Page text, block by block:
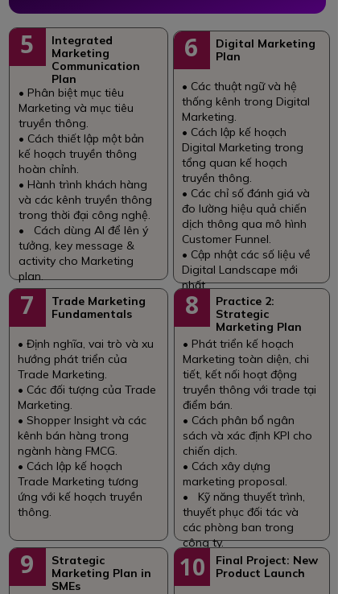
Integrated
Marketing
Communication
Plan
• Phân biệt mục tiêu
Marketing và mục tiêu
truyền thông.
• Cách thiết lập một bản
kế hoạch truyền thông
hoàn chỉnh.
• Hành trình khách hàng
và các kênh truyền thông
trong thời đại công nghệ.
• Cách dùng AI để lên ý
tưởng, key message &
activity cho Marketing
plan.
5
Digital Marketing
Plan
• Các thuật ngữ và hệ
thống kênh trong Digital
Marketing.
• Cách lập kế hoạch
Digital Marketing trong
tổng quan kế hoạch
truyền thông.
• Các chỉ số đánh giá và
đo lường hiệu quả chiến
dịch thông qua mô hình
Customer Funnel.
• Cập nhật các số liệu về
Digital Landscape mới
nhất.
6
Practice 2:
Strategic
Marketing Plan
• Phát triển kế hoạch
Marketing toàn diện, chi
tiết, kết nối hoạt động
truyền thông với trade tại
điểm bán.
• Cách phân bổ ngân
sách và xác định KPI cho
chiến dịch.
• Cách xây dựng
marketing proposal.
• Kỹ năng thuyết trình,
thuyết phục đối tác và
các phòng ban trong
công ty.
8
Trade Marketing
Fundamentals
• Định nghĩa, vai trò và xu
hướng phát triển của
Trade Marketing.
• Các đối tượng của Trade
Marketing.
• Shopper Insight và các
kênh bán hàng trong
ngành hàng FMCG.
• Cách lập kế hoạch
Trade Marketing tương
ứng với kế hoạch truyền
thông.
7
Strategic
Marketing Plan in
SMEs
9
Final Project: New
Product Launch
10